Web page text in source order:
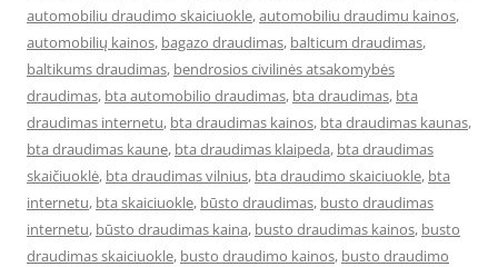
automobiliu draudimo skaiciuokle,automobiliu draudimu kainos,
automobilių kainos, bagazo draudimas, balticum draudimas,
baltikums draudimas, bendrosios civilinės atsakomybės
draudimas, bta automobilio draudimas, bta draudimas, bta
draudimas internetu, bta draudimas kainos, bta draudimas kaunas,
bta draudimas kaune, bta draudimas klaipeda, bta draudimas
skaičiuoklė, bta draudimas vilnius, bta draudimo skaiciuokle, bta
internetu, bta skaiciuokle, būsto draudimas, busto draudimas
internetu, būsto draudimas kaina, busto draudimas kainos, busto
draudimas skaiciuokle, busto draudimo kainos, busto draudimo